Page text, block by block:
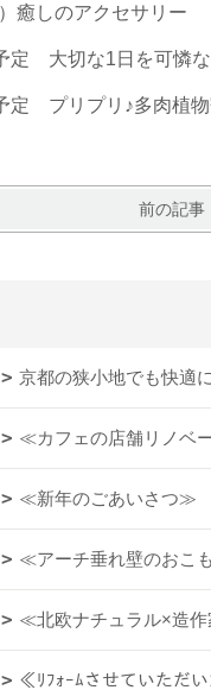
癒しのアクセサリー
大切な1日を可憐な
プリプリ♪多肉植物
前の記事
京都の狭小地でも快適
≪カフェの店舗リノベ
≪新年のごあいさつ≫
≪アーチ垂れ壁のおこ
≪北欧ナチュラル×造
≪ﾘﾌｫｰﾑさせていただ